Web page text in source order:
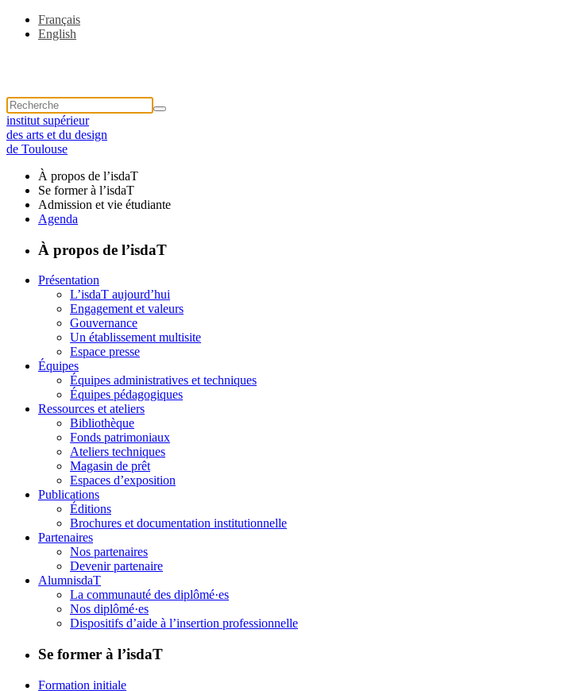
Français
English
institut supérieur
des arts et du design
de Toulouse
À propos de l’isdaT
Se former à l’isdaT
Admission et vie étudiante
Agenda
À propos de l’isdaT
Présentation
L’isdaT aujourd’hui
Engagement et valeurs
Gouvernance
Un établissement multisite
Espace presse
Équipes
Équipes administratives et techniques
Équipes pédagogiques
Ressources et ateliers
Bibliothèque
Fonds patrimoniaux
Ateliers techniques
Magasin de prêt
Espaces d’exposition
Publications
Éditions
Brochures et documentation institutionnelle
Partenaires
Nos partenaires
Devenir partenaire
AlumnisdaT
La communauté des diplômé·es
Nos diplômé·es
Dispositifs d’aide à l’insertion professionnelle
Se former à l’isdaT
Formation initiale